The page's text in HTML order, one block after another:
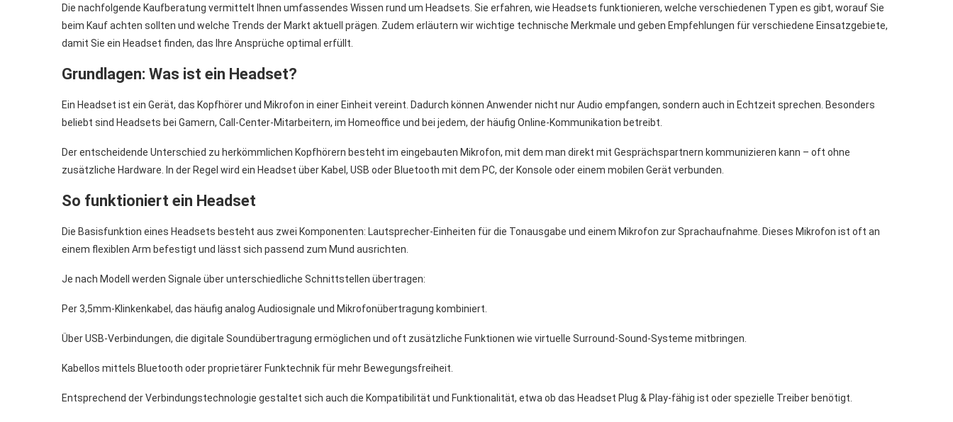
Die nachfolgende Kaufberatung vermittelt Ihnen umfassendes Wissen rund um Headsets. Sie erfahren, wie Headsets funktionieren, welche verschiedenen Typen es gibt, worauf Sie
beim Kauf achten sollten und welche Trends der Markt aktuell prägen. Zudem erläutern wir wichtige technische Merkmale und geben Empfehlungen für verschiedene Einsatzgebiete,
damit Sie ein Headset finden, das Ihre Ansprüche optimal erfüllt.
Grundlagen: Was ist ein Headset?
Ein Headset ist ein Gerät, das Kopfhörer und Mikrofon in einer Einheit vereint. Dadurch können Anwender nicht nur Audio empfangen, sondern auch in Echtzeit sprechen. Besonders
beliebt sind Headsets bei Gamern, Call-Center-Mitarbeitern, im Homeoffice und bei jedem, der häufig Online-Kommunikation betreibt.
Der entscheidende Unterschied zu herkömmlichen Kopfhörern besteht im eingebauten Mikrofon, mit dem man direkt mit Gesprächspartnern kommunizieren kann – oft ohne
zusätzliche Hardware. In der Regel wird ein Headset über Kabel, USB oder Bluetooth mit dem PC, der Konsole oder einem mobilen Gerät verbunden.
So funktioniert ein Headset
Die Basisfunktion eines Headsets besteht aus zwei Komponenten: Lautsprecher-Einheiten für die Tonausgabe und einem Mikrofon zur Sprachaufnahme. Dieses Mikrofon ist oft an
einem flexiblen Arm befestigt und lässt sich passend zum Mund ausrichten.
Je nach Modell werden Signale über unterschiedliche Schnittstellen übertragen:
Per 3,5mm-Klinkenkabel, das häufig analog Audiosignale und Mikrofonübertragung kombiniert.
Über USB-Verbindungen, die digitale Soundübertragung ermöglichen und oft zusätzliche Funktionen wie virtuelle Surround-Sound-Systeme mitbringen.
Kabellos mittels Bluetooth oder proprietärer Funktechnik für mehr Bewegungsfreiheit.
Entsprechend der Verbindungstechnologie gestaltet sich auch die Kompatibilität und Funktionalität, etwa ob das Headset Plug & Play-fähig ist oder spezielle Treiber benötigt.